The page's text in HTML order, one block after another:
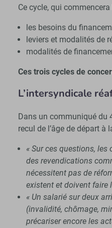
Ce cycle, qui commencera
les besoins du
leviers et modalités de
modalités de
Ces trois cycles de
L’intersyndicale
Dans un communiqué du
recul de l’âge de départ à
« Sur ces questions,
des revendications
nécessitent pas de
existent et doivent faire
« Un salarié sur deux
(invalidité, chômage,
précariser encore les